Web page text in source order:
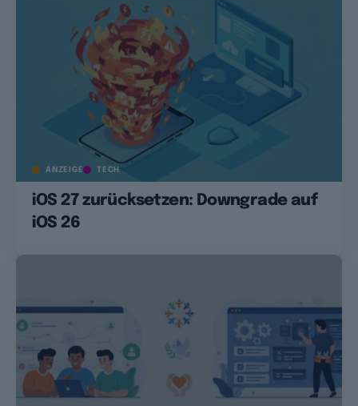
ANZEIGE TECH
iOS 27 zurücksetzen: Downgrade auf
iOS 26